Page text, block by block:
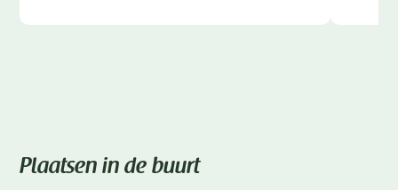
Plaatsen in de buurt